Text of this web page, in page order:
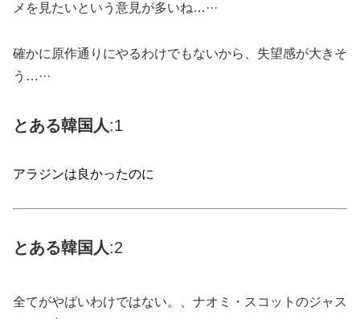
メを見たいという意見が多いね…···
確かに原作通りにやるわけでもないから、失望感が大きそ
う…···
とある韓国人:1
アラジンは良かったのに
とある韓国 人:2
全てがやばいわけではない。、ナオミ・スコットのジャス